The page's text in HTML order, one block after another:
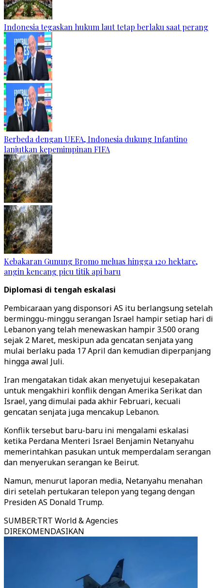
Indonesia tegaskan hukum laut tetap berlaku saat perang
Berbeda dengan UEFA, Indonesia dukung Infantino
lanjutkan kepemimpinan FIFA
Kebakaran Gunung Bromo meluas hingga 120 hektare,
angin kencang picu titik api baru
Diplomasi di tengah eskalasi
Pembicaraan yang disponsori AS itu berlangsung setelah
berminggu-minggu serangan Israel hampir setiap hari di
Lebanon yang telah menewaskan hampir 3.500 orang
sejak 2 Maret, meskipun ada gencatan senjata yang
mulai berlaku pada 17 April dan kemudian diperpanjang
hingga awal Juli.
Iran mengatakan tidak akan menyetujui kesepakatan
untuk mengakhiri konflik dengan Amerika Serikat dan
Israel, yang dimulai pada akhir Februari, kecuali
gencatan senjata juga mencakup Lebanon.
Konflik tersebut baru-baru ini mengalami eskalasi
ketika Perdana Menteri Israel Benjamin Netanyahu
memerintahkan pasukan untuk memperdalam serangan
dan menyerukan serangan ke Beirut.
Namun, menurut laporan media, Netanyahu menahan
diri setelah pertukaran telepon yang tegang dengan
Presiden AS Donald Trump.
SUMBER:TRT World & Agencies
DIREKOMENDASIKAN